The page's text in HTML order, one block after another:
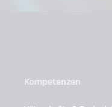
Kompetenzen